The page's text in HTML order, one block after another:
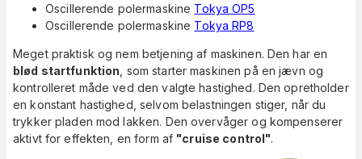
Oscillerende polermaskine Tokya OP5
Oscillerende polermaskine Tokya RP8
Meget praktisk og nem betjening af maskinen. Den har en
blød startfunktion , som starter maskinen på en jævn og
kontrolleret måde ved den valgte hastighed. Den opretholder
en konstant hastighed, selvom belastningen stiger, når du
trykker pladen mod lakken. Den overvåger og kompenserer
aktivt for effekten, en form af "cruise control".